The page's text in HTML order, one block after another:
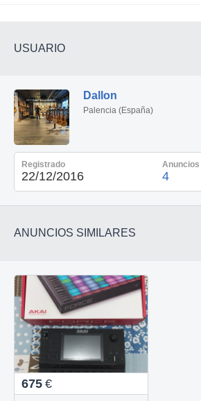
USUARIO
Dallon
Palencia (España)
Registrado
22/12/2016
Anuncios
4
ANUNCIOS SIMILARES
675 €